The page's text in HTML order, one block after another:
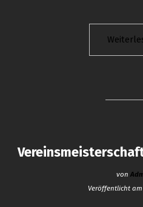
von
Veröffentlicht am